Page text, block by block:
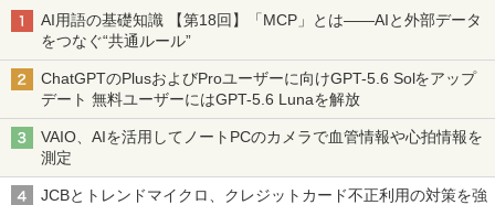
4
TEAMGROUP (旧称 Team) T-FORCE D
ELTA RGB DDR5 6000MHz 32GB (16G
Bx2枚) CL38 PC5-48000 デスクトップ
用 メモリ ホワイト Intel XMP3.0 / AMD
EXPO 両対応【TEAMジャパン 国内正規
品・メーカー無期限保証】FF4D532G60
00HC38ADC01
AI用語の基礎知識 【第18回】「MCP」とは――AIと外部データ
をつなぐ“共通ルール”
ChatGPTのPlusおよびProユーザーに向けGPT-5.6 Solをアップ
デート 無料ユーザーにはGPT-5.6 Lunaを解放
VAIO、AIを活用してノートPCのカメラで血管情報や心拍情報を
測定
JCBとトレンドマイクロ、クレジットカード不正利用の対策を強